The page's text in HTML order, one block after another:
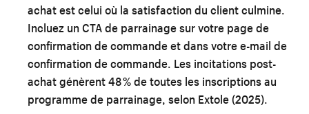
achat est celui où la satisfaction du client culmine.
Incluez un CTA de parrainage sur votre page de
confirmation de commande et dans votre e-mail de
confirmation de commande. Les incitations post-
achat génèrent 48 % de toutes les inscriptions au
programme de parrainage, selon Extole (2025).